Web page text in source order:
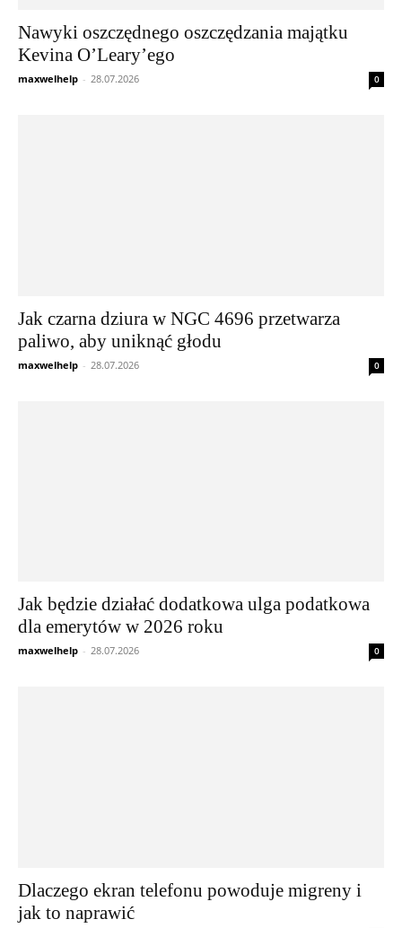
Nawyki oszczędnego oszczędzania majątku
Kevina O’Leary’ego
maxwelhelp - 28.07.2026 0
Jak czarna dziura w NGC 4696 przetwarza
paliwo, aby uniknąć głodu
maxwelhelp - 28.07.2026 0
Jak będzie działać dodatkowa ulga podatkowa
dla emerytów w 2026 roku
maxwelhelp - 28.07.2026 0
Dlaczego ekran telefonu powoduje migreny i
jak to naprawić